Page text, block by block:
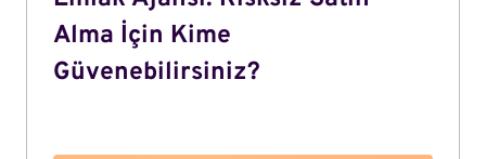
Alma İçin Kime
Güvenebilirsiniz?